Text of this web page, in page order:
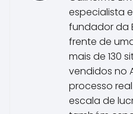
especialista
fundador da
frente de
mais de 130
vendidos no
processo
escala de